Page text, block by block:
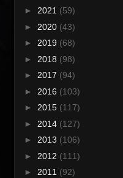
► 2021 (59)
► 2020 (43)
► 2019 (68)
► 2018 (98)
► 2017 (94)
► 2016 (103)
► 2015 (117)
► 2014 (127)
► 2013 (106)
► 2012 (111)
► 2011 (92)